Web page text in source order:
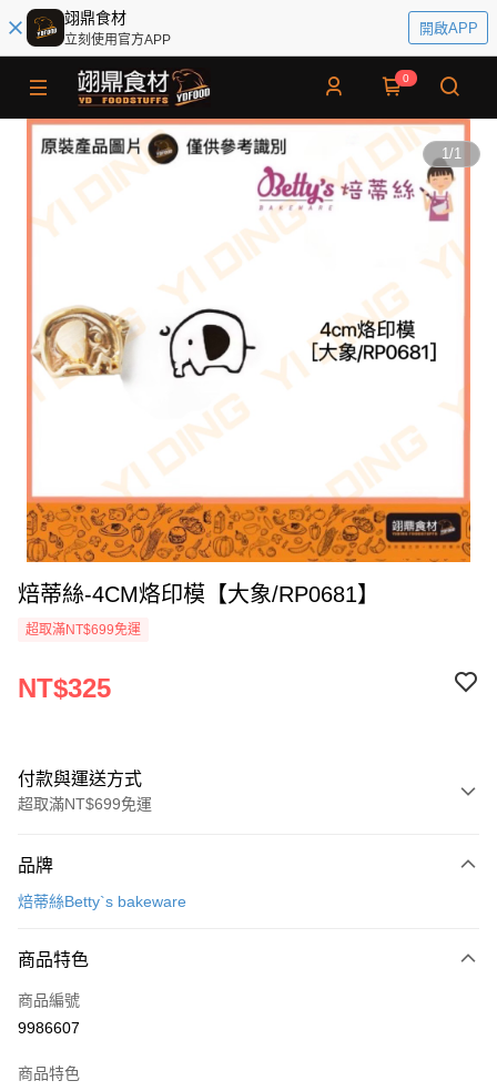
翊鼎食材
立刻使用官方APP
開啟APP
0
1/1
焙蒂絲-4CM烙印模【大象/RP0681】
超取滿NT$699免運
NT$325
付款與運送方式
超取滿NT$699免運
信用卡一次付款
運送方式
• 付款後全家取貨
• 付款後7-11取貨
品牌
焙蒂絲Betty`s bakeware
商品特色
商品編號
9986607
商品特色